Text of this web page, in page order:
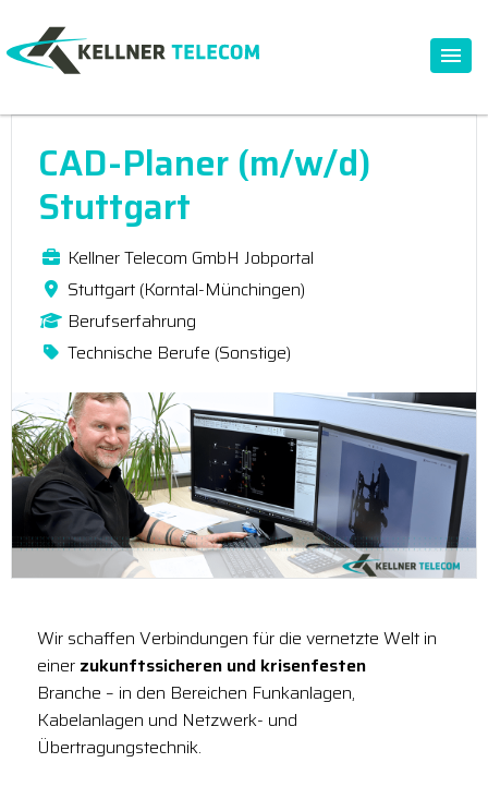
CAD-Planer (m/w/d)
Stuttgart
Kellner Telecom GmbH Jobportal
Stuttgart (Korntal-Münchingen)
Berufserfahrung
Technische Berufe (Sonstige)
Wir schaffen Verbindungen für die vernetzte Welt in
einer zukunftssicheren und krisenfesten
Branche – in den Bereichen Funkanlagen,
Kabelanlagen und Netzwerk- und
Übertragungstechnik.